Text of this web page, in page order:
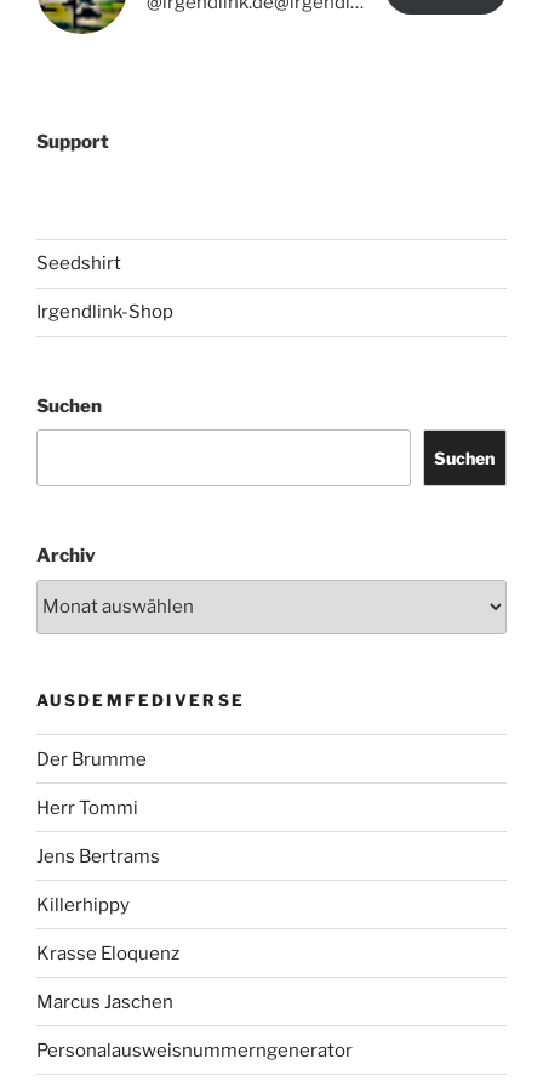
Support
Seedshirt
Irgendlink-Shop
Suchen
Suchen
Archiv
AUSDEMFEDIVERSE
Der Brumme
Herr Tommi
Jens Bertrams
Killerhippy
Krasse Eloquenz
Marcus Jaschen
Personalausweisnummerngenerator